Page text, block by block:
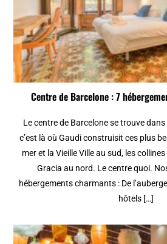
Centre de Barcelone : 7
Le centre de Barcelone se trouve dans
c’est là où Gaudi construisit ces plus
mer et la Vieille Ville au sud, les
Gracia au nord. Le centre quoi.
hébergements charmants : De
hôtels […]